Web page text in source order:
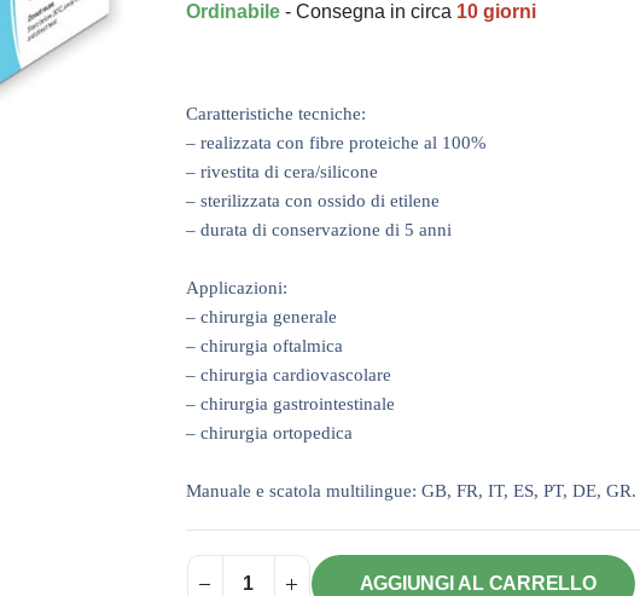
Ordinabile- Consegna in circa 10 giorni
Caratteristiche tecniche:
– realizzata con fibre proteiche al 100%
– rivestita di cera/silicone
– sterilizzata con ossido di etilene
– durata di conservazione di 5 anni
Applicazioni:
– chirurgia generale
– chirurgia oftalmica
– chirurgia cardiovascolare
– chirurgia gastrointestinale
– chirurgia ortopedica
Manuale e scatola multilingue: GB, FR, IT, ES, PT, DE, GR.
AGGIUNGI AL CARRELLO